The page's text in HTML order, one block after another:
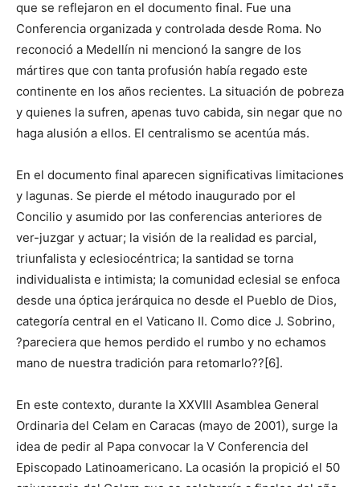
que se reflejaron en el documento final. Fue una
Conferencia organizada y controlada desde Roma. No
reconoció a Medellín ni mencionó la sangre de los
mártires que con tanta profusión había regado este
continente en los años recientes. La situación de pobreza
y quienes la sufren, apenas tuvo cabida, sin negar que no
haga alusión a ellos. El centralismo se acentúa más.
En el documento final aparecen significativas limitaciones
y lagunas. Se pierde el método inaugurado por el
Concilio y asumido por las conferencias anteriores de
ver-juzgar y actuar; la visión de la realidad es parcial,
triunfalista y eclesiocéntrica; la santidad se torna
individualista e intimista; la comunidad eclesial se enfoca
desde una óptica jerárquica no desde el Pueblo de Dios,
categoría central en el Vaticano II. Como dice J. Sobrino,
?pareciera que hemos perdido el rumbo y no echamos
mano de nuestra tradición para retomarlo??[6].
En este contexto, durante la XXVIII Asamblea General
Ordinaria del Celam en Caracas (mayo de 2001), surge la
idea de pedir al Papa convocar la V Conferencia del
Episcopado Latinoamericano. La ocasión la propició el 50